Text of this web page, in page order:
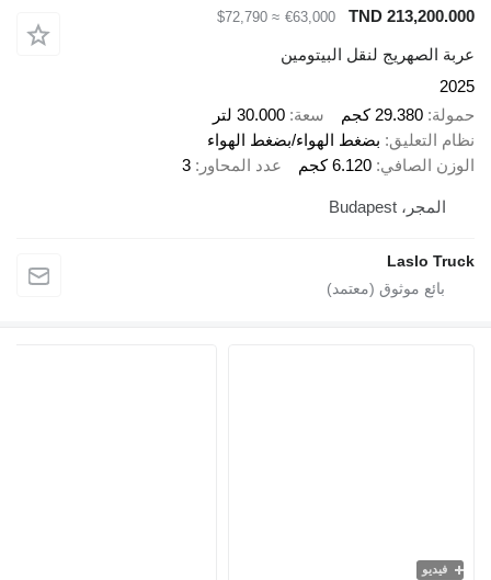
TND 213,200.000
€63,000
≈ $72,790
عربة الصهريج لنقل البيتومين
2025
حمولة 29.380 كجم سعة 30.000 لتر
نظام التعليق بضغط الهواء/بضغط الهواء
الوزن الصافي 6.120 كجم عدد المحاور 3
المجر، Budapest
Laslo Truck
فيديو